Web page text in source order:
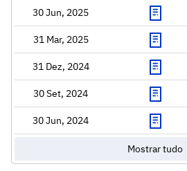
30 Jun, 2025
31 Mar, 2025
31 Dez, 2024
30 Set, 2024
30 Jun, 2024
Mostrar tudo